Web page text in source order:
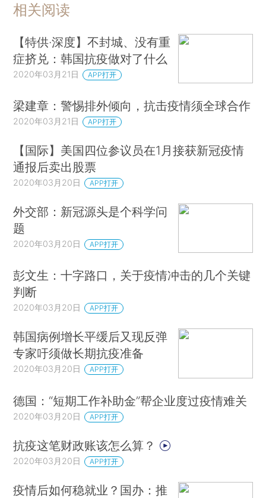
相关阅读
【特供·深度】不封城、没有重
症挤兑：韩国抗疫做对了什么
2020年03月21日 APP打开
梁建章：警惕排外倾向，抗击疫情须全球合作
2020年03月21日 APP打开
【国际】美国四位参议员在1月接获新冠疫情
通报后卖出股票
2020年03月20日 APP打开
外交部：新冠源头是个科学问
题
2020年03月20日 APP打开
彭文生：十字路口，关于疫情冲击的几个关键
判断
2020年03月20日 APP打开
韩国病例增长平缓后又现反弹
专家吁须做长期抗疫准备
2020年03月20日 APP打开
德国：“短期工作补助金”帮企业度过疫情难关
2020年03月20日 APP打开
抗疫这笔财政账该怎么算？
2020年03月20日 APP打开
疫情后如何稳就业？国办：推